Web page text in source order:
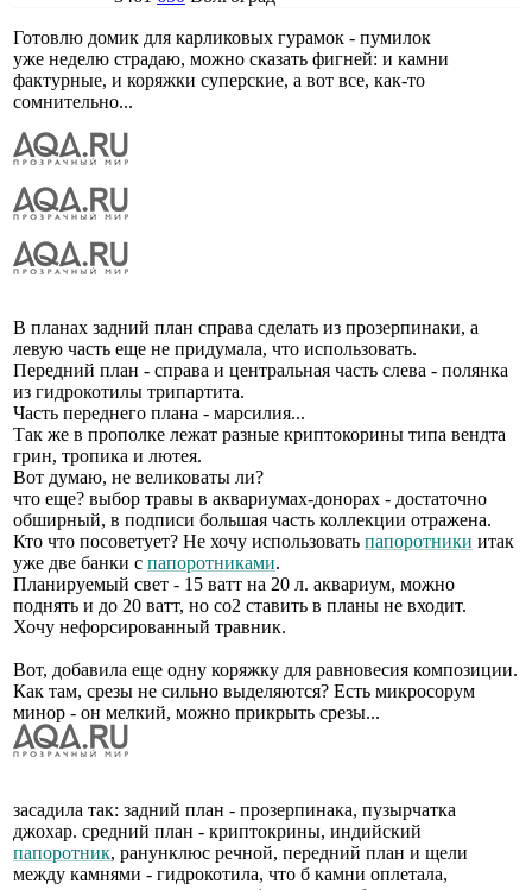
Готовлю домик для карликовых гурамок - пумилок
уже неделю страдаю, можно сказать фигней: и камни
фактурные, и коряжки суперские, а вот все, как-то
сомнительно...
В планах задний план справа сделать из прозерпинаки, а
левую часть еще не придумала, что использовать.
Передний план - справа и центральная часть слева - полянка
из гидрокотилы трипартита.
Часть переднего плана - марсилия...
Так же в прополке лежат разные криптокорины типа вендта
грин, тропика и лютея.
Вот думаю, не великоваты ли?
что еще? выбор травы в аквариумах-донорах - достаточно
обширный, в подписи большая часть коллекции отражена.
Кто что посоветует? Не хочу использовать папоротники итак
уже две банки с папоротниками.
Планируемый свет - 15 ватт на 20 л. аквариум, можно
поднять и до 20 ватт, но со2 ставить в планы не входит.
Хочу нефорсированный травник.
Вот, добавила еще одну коряжку для равновесия композиции.
Как там, срезы не сильно выделяются? Есть микросорум
минор - он мелкий, можно прикрыть срезы...
засадила так: задний план - прозерпинака, пузырчатка
джохар. средний план - криптокрины, индийский
папоротник, ранунклюс речной, передний план и щели
между камнями - гидрокотила, что б камни оплетала,